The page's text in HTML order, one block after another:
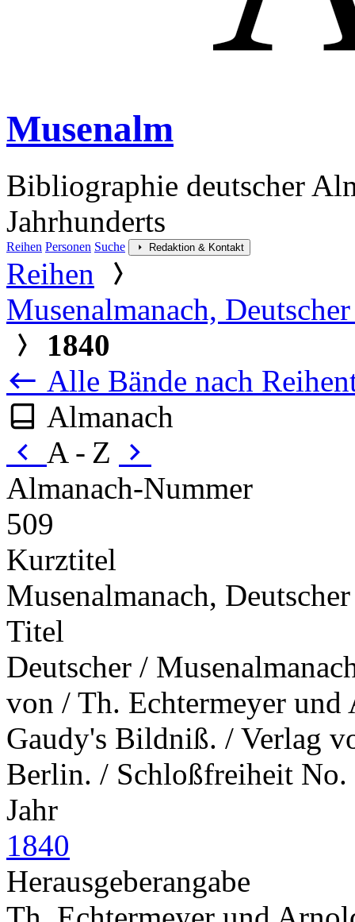
Musenalm
Bibliographie deutscher
Jahrhunderts
Reihen Personen Suche Redaktion & Kontakt
Reihen
Musenalmanach,
1840
Alle Bände nach
Almanach
A - Z
Almanach-Nummer
509
Kurztitel
Musenalmanach,
Titel
Deutscher /
von / Th. Echtermeyer
Gaudy's Bildniß. / Verlag
Berlin. / Schloßfreiheit No.
Jahr
1840
Herausgeberangabe